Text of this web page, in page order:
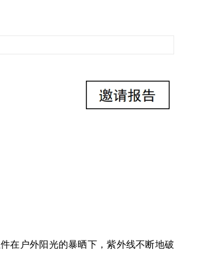
在户外阳光的暴晒下，紫外线不断地破